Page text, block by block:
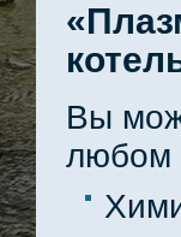
Вы
любом